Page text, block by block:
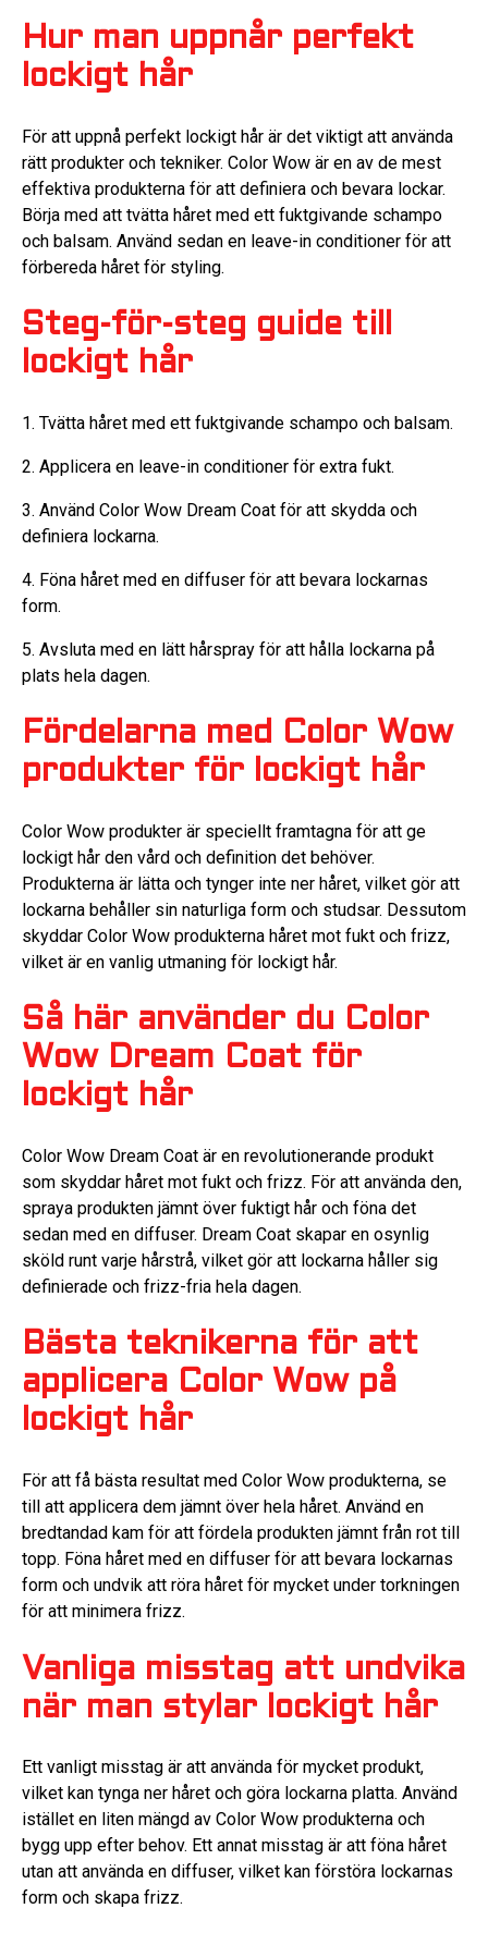
Hur man uppnår perfekt
lockigt hår
För att uppnå perfekt lockigt hår är det viktigt att använda
rätt produkter och tekniker. Color Wow är en av de mest
effektiva produkterna för att definiera och bevara lockar.
Börja med att tvätta håret med ett fuktgivande schampo
och balsam. Använd sedan en leave-in conditioner för att
förbereda håret för styling.
Steg-för-steg guide till
lockigt hår
1. Tvätta håret med ett fuktgivande schampo och balsam.
2. Applicera en leave-in conditioner för extra fukt.
3. Använd Color Wow Dream Coat för att skydda och
definiera lockarna.
4. Föna håret med en diffuser för att bevara lockarnas
form.
5. Avsluta med en lätt hårspray för att hålla lockarna på
plats hela dagen.
Fördelarna med Color Wow
produkter för lockigt hår
Color Wow produkter är speciellt framtagna för att ge
lockigt hår den vård och definition det behöver.
Produkterna är lätta och tynger inte ner håret, vilket gör att
lockarna behåller sin naturliga form och studsar. Dessutom
skyddar Color Wow produkterna håret mot fukt och frizz,
vilket är en vanlig utmaning för lockigt hår.
Så här använder du Color
Wow Dream Coat för
lockigt hår
Color Wow Dream Coat är en revolutionerande produkt
som skyddar håret mot fukt och frizz. För att använda den,
spraya produkten jämnt över fuktigt hår och föna det
sedan med en diffuser. Dream Coat skapar en osynlig
sköld runt varje hårstrå, vilket gör att lockarna håller sig
definierade och frizz-fria hela dagen.
Bästa teknikerna för att
applicera Color Wow på
lockigt hår
För att få bästa resultat med Color Wow produkterna, se
till att applicera dem jämnt över hela håret. Använd en
bredtandad kam för att fördela produkten jämnt från rot till
topp. Föna håret med en diffuser för att bevara lockarnas
form och undvik att röra håret för mycket under torkningen
för att minimera frizz.
Vanliga misstag att undvika
när man stylar lockigt hår
Ett vanligt misstag är att använda för mycket produkt,
vilket kan tynga ner håret och göra lockarna platta. Använd
istället en liten mängd av Color Wow produkterna och
bygg upp efter behov. Ett annat misstag är att föna håret
utan att använda en diffuser, vilket kan förstöra lockarnas
form och skapa frizz.